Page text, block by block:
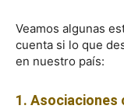
Veamos algunas
cuenta si lo que
en nuestro país:
1.